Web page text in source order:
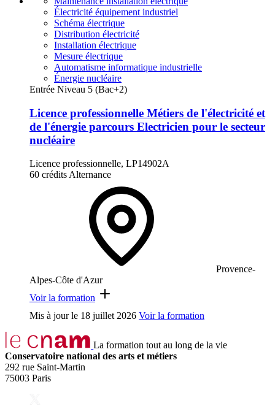
Électricité équipement industriel
Schéma électrique
Distribution électricité
Installation électrique
Mesure électrique
Automatisme informatique industrielle
Énergie nucléaire
Entrée Niveau 5 (Bac+2)
Licence professionnelle Métiers de l'électricité et
de l'énergie parcours Electricien pour le secteur
nucléaire
Licence professionnelle, LP14902A
60 crédits Alternance
Provence-
Alpes-Côte d'Azur
Voir la formation
Mis à jour le 18 juillet 2026 Voir la formation
La formation tout au long de la vie
Conservatoire national des arts et métiers
292 rue Saint-Martin
75003 Paris